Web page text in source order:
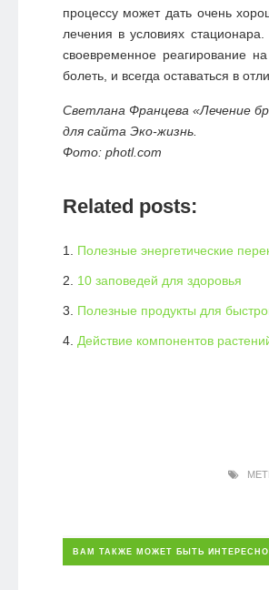
процессу может дать очень
лечения в условиях
своевременное реагирование
болеть, и всегда оставаться в
Светлана Францева «Лечение
для сайта Эко-жизнь.
Фото: photl.com
Related posts:
Полезные энергетические
10 заповедей для здоровья
Полезные продукты для
Действие компонентов
ВАМ ТАКЖЕ МОЖЕТ БЫТЬ ИНТЕРЕСНО